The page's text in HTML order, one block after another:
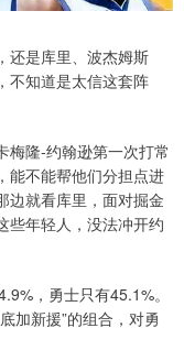
还是库里、波杰姆斯
不知道是太信这套阵
梅隆-约翰逊第一次打常
能不能帮他们分担点进
边就看库里，面对掘金
些年轻人，没法冲开约
，勇士只有45.1%。
加新援”的组合，对勇